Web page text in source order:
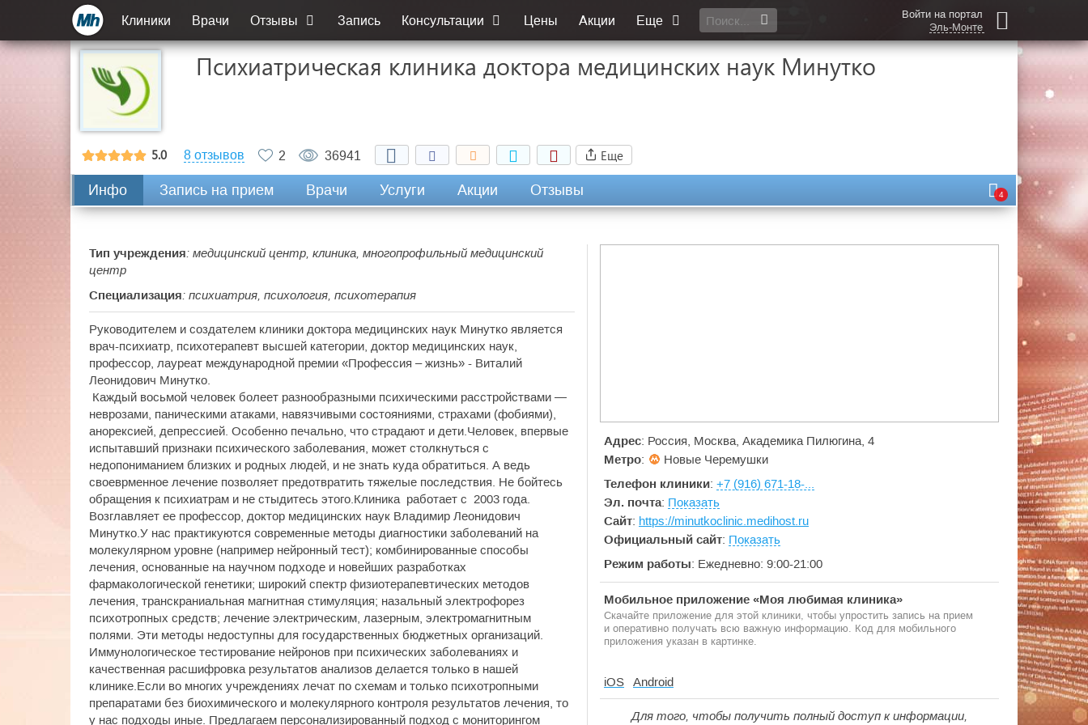
Клиники Врачи Отзывы Запись Консультации Цены Акции Еще
Войти на портал
Эль-Монте
Психиатрическая клиника доктора медицинских наук Минутко
5.0 8 отзывов 2 36941 Еще
Инфо Запись на прием Врачи Услуги Акции Отзывы 4
Адрес: Россия, Москва, Академика Пилюгина, 4
Метро:
Новые Черемушки
Телефон клиники: +7 (916) 671-18-...
Эл. почта: Показать
Сайт: https://minutkoclinic.medihost.ru
Официальный сайт: Показать
Режим работы: Ежедневно: 9:00-21:00
Мобильное приложение «Моя любимая клиника»
Скачайте приложение для этой клиники, чтобы упростить запись на прием
и оперативно получать всю важную информацию. Код для мобильного
приложения указан в картинке.
iOS Android
Для того, чтобы получить полный доступ к информации,
Тип учреждения: медицинский центр, клиника, многопрофильный медицинский
центр
Специализация: психиатрия, психология, психотерапия
Руководителем и создателем клиники доктора медицинских наук Минутко является
врач-психиатр, психотерапевт высшей категории, доктор медицинских наук,
профессор, лауреат международной премии «Профессия – жизнь» - Виталий
Леонидович Минутко.
Каждый восьмой человек болеет разнообразными психическими расстройствами —
неврозами, паническими атаками, навязчивыми состояниями, страхами (фобиями),
анорексией, депрессией. Особенно печально, что страдают и дети.Человек, впервые
испытавший признаки психического заболевания, может столкнуться с
недопониманием близких и родных людей, и не знать куда обратиться. А ведь
своеврменное лечение позволяет предотвратить тяжелые последствия. Не бойтесь
обращения к психиатрам и не стыдитесь этого.Клиника работает с 2003 года.
Возглавляет ее профессор, доктор медицинских наук Владимир Леонидович
Минутко.У нас практикуются современные методы диагностики заболеваний на
молекулярном уровне (например нейронный тест); комбинированные способы
лечения, основанные на научном подходе и новейших разработках
фармакологической генетики; широкий спектр физиотерапевтических методов
лечения, транскраниальная магнитная стимуляция; назальный электрофорез
психотропных средств; лечение электрическим, лазерным, электромагнитным
полями. Эти методы недоступны для государственных бюджетных организаций.
Иммунологическое тестирование нейронов при психических заболеваниях и
качественная расшифровка результатов анализов делается только в нашей
клинике.Если во многих учреждениях лечат по схемам и только психотропными
препаратами без биохимического и молекулярного контроля результатов лечения, то
у нас подходы иные. Предлагаем персонализированный подход с мониторингом